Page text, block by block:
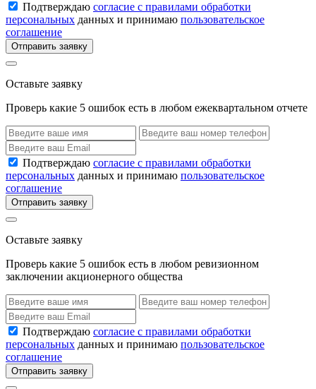
Подтверждаю согласие с правилами обработки
персональных данных и принимаю пользовательское
соглашение
Отправить заявку
Оставьте заявку
Проверь какие 5 ошибок есть в любом ежеквартальном отчете
Подтверждаю согласие с правилами обработки
персональных данных и принимаю пользовательское
соглашение
Отправить заявку
Оставьте заявку
Проверь какие 5 ошибок есть в любом ревизионном
заключении акционерного общества
Подтверждаю согласие с правилами обработки
персональных данных и принимаю пользовательское
соглашение
Отправить заявку